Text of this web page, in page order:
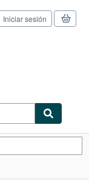
Iniciar sesión